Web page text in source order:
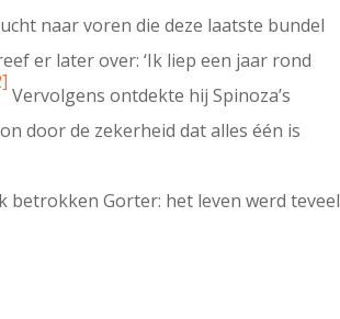
naar voren die deze laatste bundel
er later over: ‘Ik liep een jaar rond
Vervolgens ontdekte hij Spinoza’s
door de zekerheid dat alles één is
betrokken Gorter: het leven werd teveel